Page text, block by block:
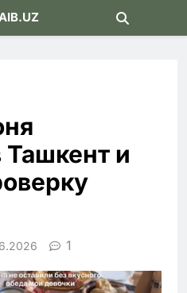
Ташкент и
1